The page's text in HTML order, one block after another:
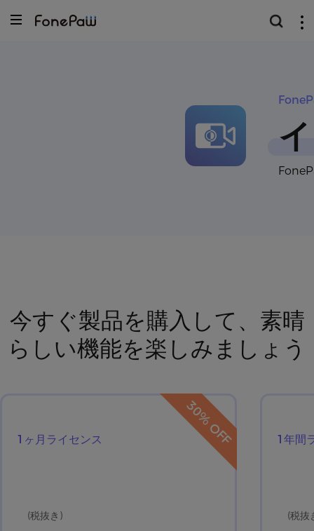
今すぐ製品を購入して、素晴
らしい機能を楽しみましょう
30% OFF
1ヶ月ライセンス
(税抜き)
1年間
(税抜